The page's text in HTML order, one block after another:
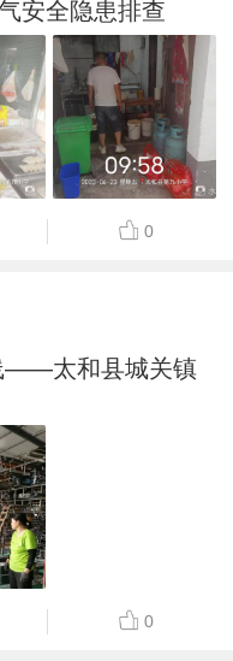
安全隐患排查
0
——太和县城关镇
0